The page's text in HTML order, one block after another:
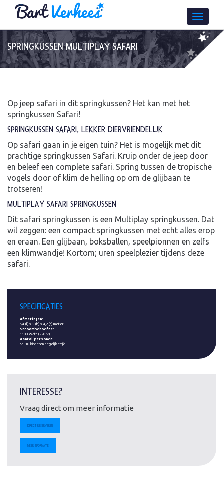
SPRINGKUSSEN MULTIPLAY SAFARI
Op jeep safari in dit springkussen? Het kan met het
springkussen Safari!
SPRINGKUSSEN SAFARI, LEKKER DIERVRIENDELIJK
Op safari gaan in je eigen tuin? Het is mogelijk met dit
prachtige springkussen Safari. Kruip onder de jeep door
en beleef een complete safari. Spring tussen de tropische
vogels door of klim de helling op om de glijbaan te
trotseren!
MULTIPLAY SAFARI SPRINGKUSSEN
Dit safari springkussen is een Multiplay springkussen. Dat
wil zeggen: een compact springkussen met echt alles erop
en eraan. Een glijbaan, boksballen, speelpionnen en zelfs
een klimwandje! Kortom; uren speelplezier tijdens deze
safari.
SPECIFICATIES
Afmetingen:
5,4 (l) x 5 (b) x 4,2 (h) meter
Stroombehoefte:
1100 Watt (220 V)
Aantal personen:
ca. 10 kinderen tegelijkertijd
INTERESSE?
Vraag direct om meer informatie
DIRECT RESERVEREN
MEER INFORMATIE